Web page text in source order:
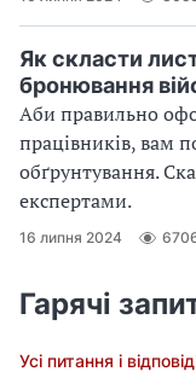
Як скласти
бронювання
Аби правильно
працівників, вам
обґрунтування.
експертами.
16 липня 2024
Гарячі
Усі питання і